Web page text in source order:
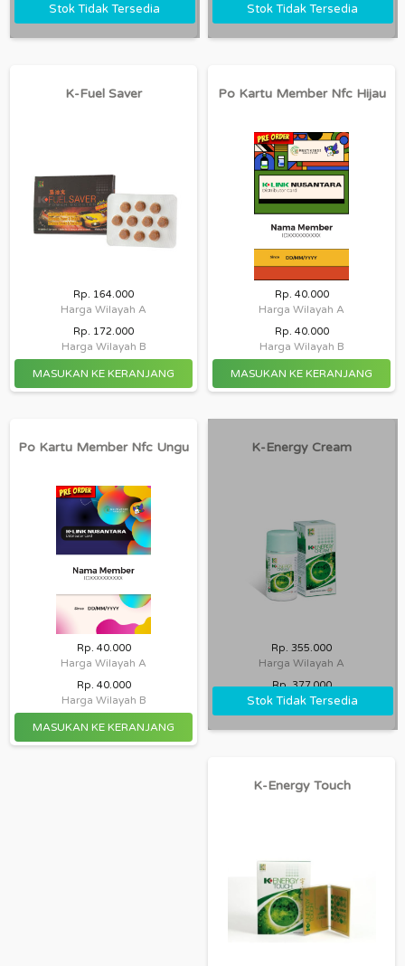
Stok Tidak Tersedia
Harga Wilayah B Stok Tidak Tersedia
Harga Wilayah B
K-Fuel Saver
Rp. 164.000
Harga Wilayah A
Rp. 172.000
Harga Wilayah B
Po Kartu Member Nfc Hijau
Rp. 40.000
Harga Wilayah A
Rp. 40.000
Harga Wilayah B
Po Kartu Member Nfc Ungu
Rp. 40.000
Harga Wilayah A
Rp. 40.000
Harga Wilayah B Stok Tidak Tersedia
K-Energy Cream
Rp. 355.000
Harga Wilayah A
Rp. 377.000
Harga Wilayah B
K-Energy Touch